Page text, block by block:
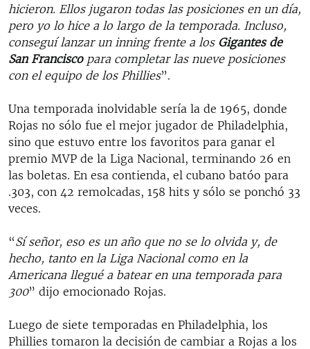
hicieron. Ellos jugaron todas las posiciones en un día,
pero yo lo hice a lo largo de la temporada. Incluso,
conseguí lanzar un inning frente a los Gigantes de
San Franciscopara completar las nueve posiciones
con el equipo de los Phillies”.
Una temporada inolvidable sería la de 1965, donde
Rojas no sólo fue el mejor jugador de Philadelphia,
sino que estuvo entre los favoritos para ganar el
premio MVP de la Liga Nacional, terminando 26 en
las boletas. En esa contienda, el cubano batóo para
.303, con 42 remolcadas, 158 hits y sólo se ponchó 33
veces.
“Sí señor, eso es un año que no se lo olvida y, de
hecho, tanto en la Liga Nacional como en la
Americana llegué a batear en una temporada para
300” dijo emocionado Rojas.
Luego de siete temporadas en Philadelphia, los
Phillies tomaron la decisión de cambiar a Rojas a los